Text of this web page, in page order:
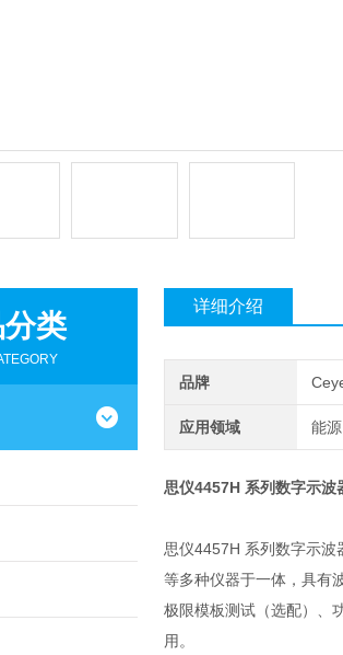
类
详细介绍
品牌
应用领域 能
思仪4457H 系列数字示波
思仪4457H 系列数字示
等多种仪器于一体，具有
极限模板测试（选配）、
用。